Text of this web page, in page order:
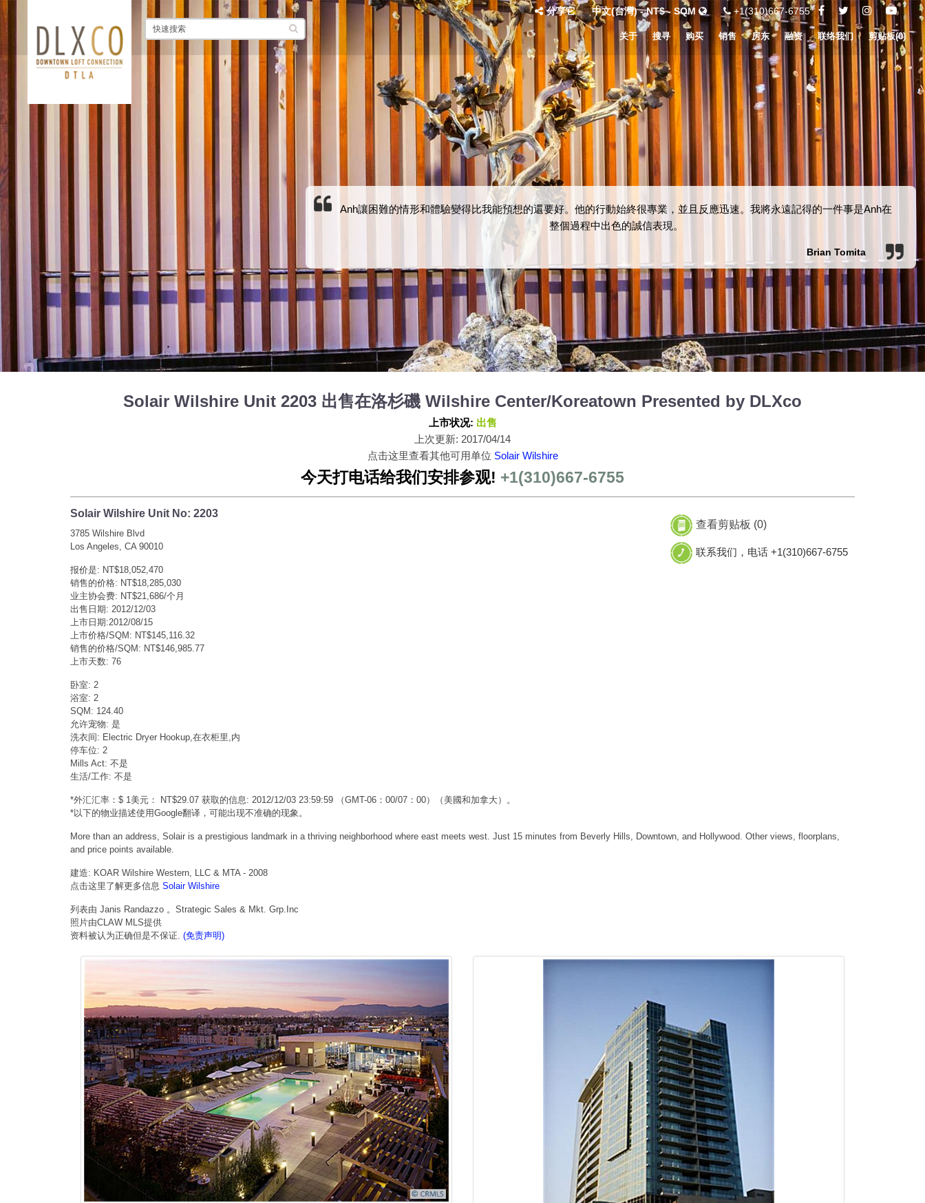
分享它 中文(台灣) - NT$ - SQM +1(310)667-6755
关于 搜寻 购买 销售 房东 融资 联络我们 剪贴板(0)
Anh讓困難的情形和體驗變得比我能預想的還要好。他的行動始終很專業，並且反應迅速。我將永遠記得的一件事是Anh在
整個過程中出色的誠信表現。
Brian Tomita
Solair Wilshire Unit 2203 出售在洛杉磯 Wilshire Center/Koreatown Presented by DLXco
上市状况: 出售
上次更新: 2017/04/14
点击这里查看其他可用单位 Solair Wilshire
今天打电话给我们安排参观! +1(310)667-6755
Solair Wilshire Unit No: 2203
3785 Wilshire Blvd
Los Angeles, CA 90010
报价是: NT$18,052,470
销售的价格: NT$18,285,030
业主协会费: NT$21,686/个月
出售日期: 2012/12/03
上市日期:2012/08/15
上市价格/SQM: NT$145,116.32
销售的价格/SQM: NT$146,985.77
上市天数: 76
卧室: 2
浴室: 2
SQM: 124.40
允许宠物: 是
洗衣间: Electric Dryer Hookup,在衣柜里,内
停车位: 2
Mills Act: 不是
生活/工作: 不是
查看剪贴板 (0)
联系我们，电话 +1(310)667-6755
*外汇汇率：$ 1美元： NT$29.07 获取的信息: 2012/12/03 23:59:59 （GMT-06：00/07：00）（美國和加拿大）。
*以下的物业描述使用Google翻译，可能出现不准确的现象。
More than an address, Solair is a prestigious landmark in a thriving neighborhood where east meets west. Just 15 minutes from Beverly Hills, Downtown, and Hollywood. Other views, floorplans,
and price points available.
建造: KOAR Wilshire Western, LLC & MTA - 2008
点击这里了解更多信息 Solair Wilshire
列表由 Janis Randazzo 。Strategic Sales & Mkt. Grp.Inc
照片由CLAW MLS提供
资料被认为正确但是不保证. (免责声明)